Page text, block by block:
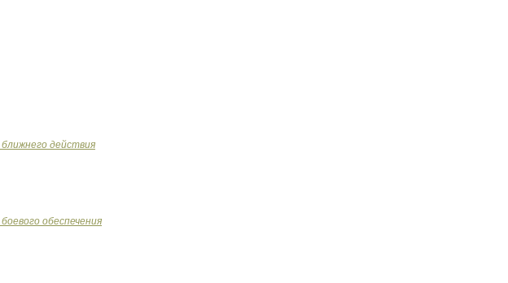
ближнего действия
боевого обеспечения